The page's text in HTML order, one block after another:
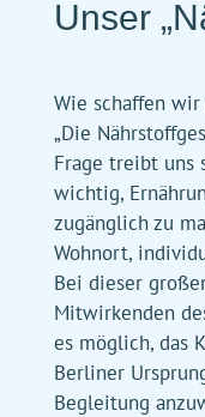
Unser
Wie schaffen
„Die
Frage treibt uns
wichtig,
zugänglich zu
Wohnort,
Bei dieser
Mitwirkenden
es möglich, das
Berliner
Begleitung